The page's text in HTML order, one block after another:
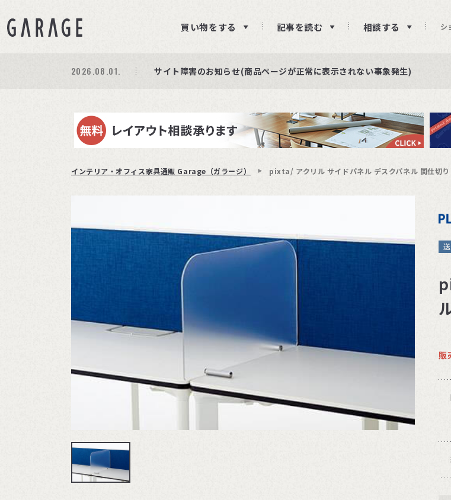
買い物をする 記事を読む 相談する シ
期間限定プレゼント│レビュー投稿をお待ちしております
商品ページ障害復旧のお知らせ
2026.08.01. サイト障害のお知らせ(商品ページが正常に表示されない事象発生)
インテリア・オフィス家具通販 Garage（ガラージ） pixta/ アクリル サイドパネル デスクパネル 間仕切
販